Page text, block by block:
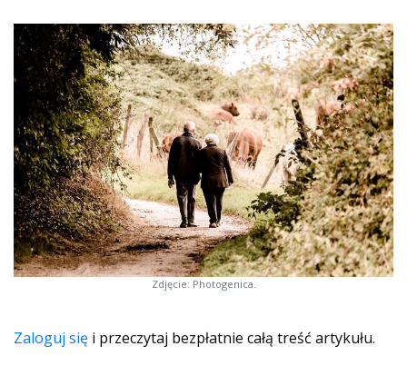
Zdjęcie: Photogenica.
Zaloguj się i przeczytaj bezpłatnie całą treść artykułu.